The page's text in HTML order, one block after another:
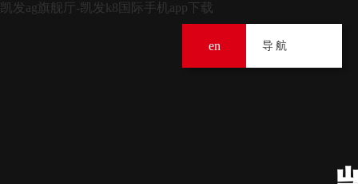
en 导航
凯发ag旗舰厅-凯发k8国际手机app下载